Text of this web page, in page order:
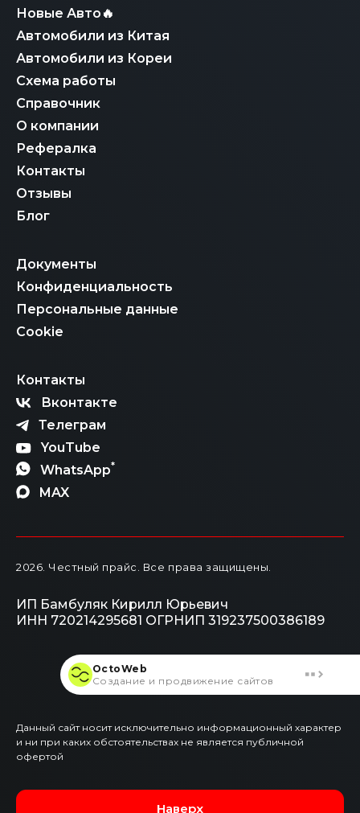
Новые Авто🔥
Автомобили из Китая
Автомобили из Кореи
Схема работы
Справочник
О компании
Рефералка
Контакты
Отзывы
Блог
Документы
Конфиденциальность
Персональные данные
Cookie
Контакты
Вконтакте
Телеграм
YouTube
WhatsApp*
MAX
2026 . Честный прайс. Все права защищены.
ИП Бамбуляк Кирилл Юрьевич
ИНН 720214295681 ОГРНИП 319237500386189
Данный сайт носит исключительно информационный характер
и ни при каких обстоятельствах не является публичной
офертой
Наверх
OctoWeb
Создание и продвижение сайтов